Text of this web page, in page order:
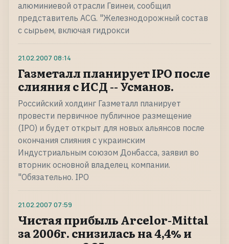
алюминиевой отрасли Гвинеи, сообщил
представитель ACG. "Железнодорожный состав
с сырьем, включая гидрокси
21.02.2007 08:14
Газметалл планирует IPO после
слияния с ИСД -- Усманов.
Российский холдинг Газметалл планирует
провести первичное публичное размещение
(IPO) и будет открыт для новых альянсов после
окончания слияния с украинским
Индустриальным союзом Донбасса, заявил во
вторник основной владелец компании.
"Обязательно. IPO
21.02.2007 07:59
Чистая прибыль Arcelor-Mittal
за 2006г. снизилась на 4,4% и